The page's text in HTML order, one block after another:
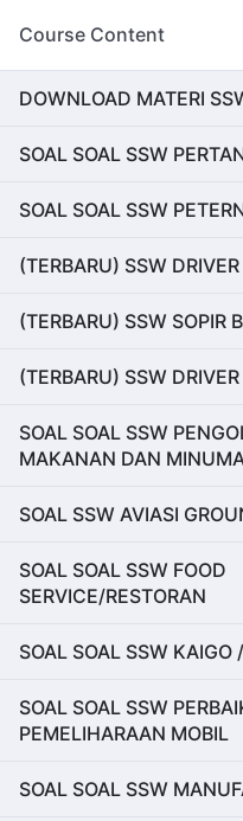
Course Content
DOWNLOAD MATERI
SOAL SOAL SSW
SOAL SOAL SSW
(TERBARU) SSW
(TERBARU) SSW SOPIR
(TERBARU) SSW
SOAL SOAL SSW
MAKANAN DAN
SOAL SSW AVIASI
SOAL SOAL SSW FOOD
SERVICE/RESTORAN
SOAL SOAL SSW KAIGO
SOAL SOAL SSW
PEMELIHARAAN MOBIL
SOAL SOAL SSW